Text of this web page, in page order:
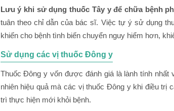
Lưu ý khi sử dụng thuốc Tây y để chữa bệnh
tuân theo chỉ dẫn của bác sĩ. Việc tự ý sử dụng
khiến cho bệnh tình biến chuyển nguy hiểm hơn,
Sử dụng các vị thuốc Đông y
Thuốc Đông y vốn được đánh giá là lành tính nhất
nhiên hiệu quả mà các vị thuốc Đông y khi điều trị
trì thực hiện mới khỏi bệnh.